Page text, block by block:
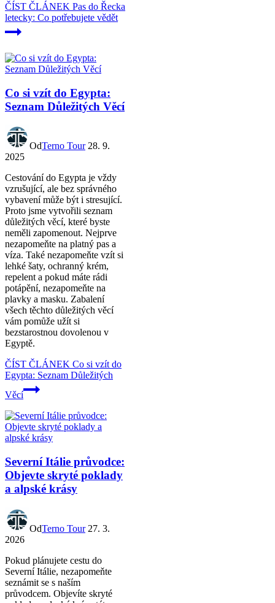
ČÍST ČLÁNEK Pas do Řecka
letecky: Co potřebujete vědět
Co si vzít do Egypta:
Seznam Důležitých Věcí
OdTerno Tour 28. 9.
2025
Cestování do Egypta je vždy
vzrušující, ale bez správného
vybavení může být i stresující.
Proto jsme vytvořili seznam
důležitých věcí, které byste
neměli zapomenout. Nejprve
nezapomeňte na platný pas a
víza. Také nezapomeňte vzít si
lehké šaty, ochranný krém,
repelent a pokud máte rádi
potápění, nezapomeňte na
plavky a masku. Zabalení
všech těchto důležitých věcí
vám pomůže užít si
bezstarostnou dovolenou v
Egyptě.
ČÍST ČLÁNEK Co si vzít do
Egypta: Seznam Důležitých
Věcí
Severní Itálie průvodce:
Objevte skryté poklady
a alpské krásy
OdTerno Tour 27. 3.
2026
Pokud plánujete cestu do
Severní Itálie, nezapomeňte
seznámit se s naším
průvodcem. Objevíte skryté